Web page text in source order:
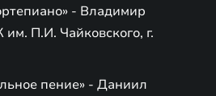
- Владимир
П.И. Чайковского, г.
пение» - Даниил